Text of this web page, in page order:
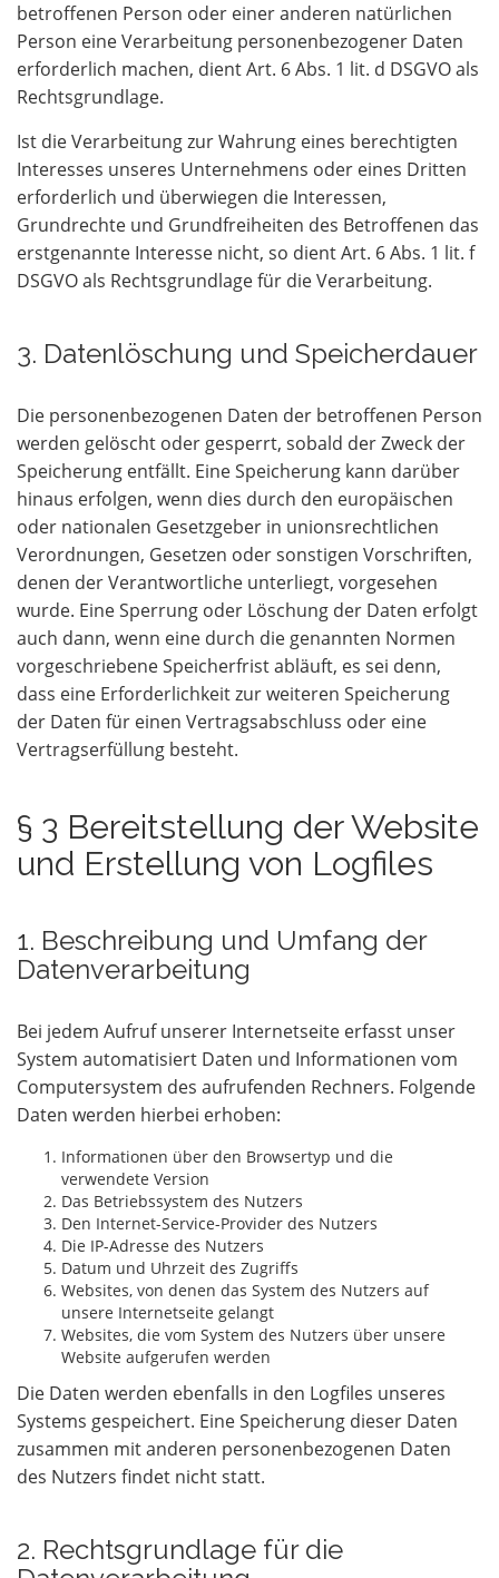
betroffenen Person oder einer anderen natürlichen
Person eine Verarbeitung personenbezogener Daten
erforderlich machen, dient Art. 6 Abs. 1 lit. d DSGVO als
Rechtsgrundlage.
Ist die Verarbeitung zur Wahrung eines berechtigten
Interesses unseres Unternehmens oder eines Dritten
erforderlich und überwiegen die Interessen,
Grundrechte und Grundfreiheiten des Betroffenen das
erstgenannte Interesse nicht, so dient Art. 6 Abs. 1 lit. f
DSGVO als Rechtsgrundlage für die Verarbeitung.
3. Datenlöschung und Speicherdauer
Die personenbezogenen Daten der betroffenen Person
werden gelöscht oder gesperrt, sobald der Zweck der
Speicherung entfällt. Eine Speicherung kann darüber
hinaus erfolgen, wenn dies durch den europäischen
oder nationalen Gesetzgeber in unionsrechtlichen
Verordnungen, Gesetzen oder sonstigen Vorschriften,
denen der Verantwortliche unterliegt, vorgesehen
wurde. Eine Sperrung oder Löschung der Daten erfolgt
auch dann, wenn eine durch die genannten Normen
vorgeschriebene Speicherfrist abläuft, es sei denn,
dass eine Erforderlichkeit zur weiteren Speicherung
der Daten für einen Vertragsabschluss oder eine
Vertragserfüllung besteht.
§ 3 Bereitstellung der Website
und Erstellung von Logfiles
1. Beschreibung und Umfang der
Datenverarbeitung
Bei jedem Aufruf unserer Internetseite erfasst unser
System automatisiert Daten und Informationen vom
Computersystem des aufrufenden Rechners. Folgende
Daten werden hierbei erhoben:
Informationen über den Browsertyp und die
verwendete Version
Das Betriebssystem des Nutzers
Den Internet-Service-Provider des Nutzers
Die IP-Adresse des Nutzers
Datum und Uhrzeit des Zugriffs
Websites, von denen das System des Nutzers auf
unsere Internetseite gelangt
Websites, die vom System des Nutzers über unsere
Website aufgerufen werden
Die Daten werden ebenfalls in den Logfiles unseres
Systems gespeichert. Eine Speicherung dieser Daten
zusammen mit anderen personenbezogenen Daten
des Nutzers findet nicht statt.
2. Rechtsgrundlage für die